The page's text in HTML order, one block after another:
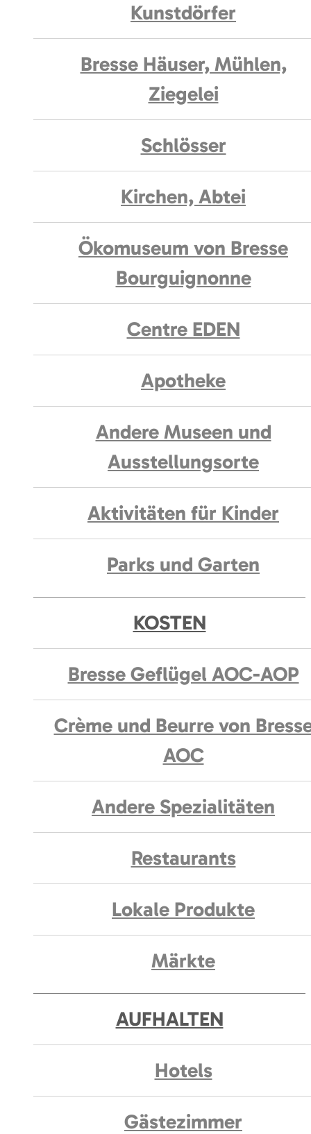
Kunstdörfer
Bresse Häuser, Mühlen,
Ziegelei
Schlösser
Kirchen, Abtei
Ökomuseum von Bresse
Bourguignonne
Centre EDEN
Apotheke
Andere Museen und
Ausstellungsorte
Aktivitäten für Kinder
Parks und Garten
KOSTEN
Bresse Geflügel AOC-AOP
Crème und Beurre von
AOC
Andere Spezialitäten
Restaurants
Lokale Produkte
Märkte
AUFHALTEN
Hotels
Gästezimmer